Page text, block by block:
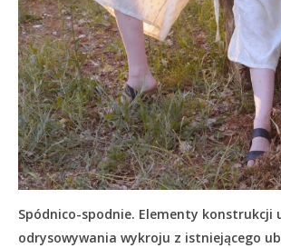
Spódnico-spodnie. Elementy konstrukcji
odrysowywania wykroju z istniejącego